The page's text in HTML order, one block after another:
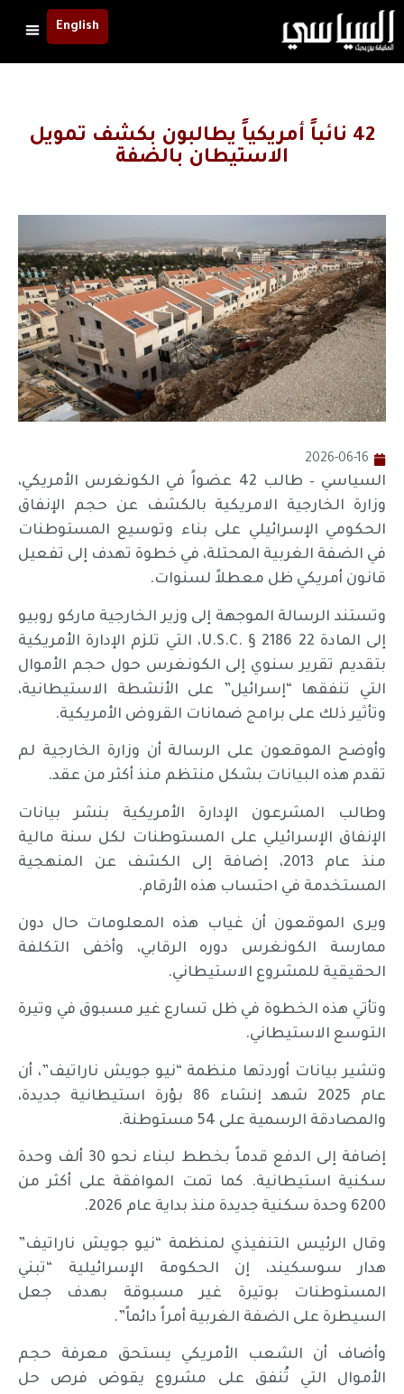
English
42 نائباً أمريكياً يطالبون بكشف تمويل
الاستيطان بالضفة
2026-06-16
السياسي – طالب 42 عضواً في الكونغرس الأمريكي،
وزارة الخارجية الامريكية بالكشف عن حجم الإنفاق
الحكومي الإسرائيلي على بناء وتوسيع المستوطنات
في الضفة الغربية المحتلة، في خطوة تهدف إلى تفعيل
قانون أمريكي ظل معطلاً لسنوات.
وتستند الرسالة الموجهة إلى وزير الخارجية ماركو روبيو
إلى المادة 22 U.S.C. § 2186، التي تلزم الإدارة الأمريكية
بتقديم تقرير سنوي إلى الكونغرس حول حجم الأموال
التي تنفقها “إسرائيل” على الأنشطة الاستيطانية،
وتأثير ذلك على برامج ضمانات القروض الأمريكية.
وأوضح الموقعون على الرسالة أن وزارة الخارجية لم
تقدم هذه البيانات بشكل منتظم منذ أكثر من عقد.
وطالب المشرعون الإدارة الأمريكية بنشر بيانات
الإنفاق الإسرائيلي على المستوطنات لكل سنة مالية
منذ عام 2013، إضافة إلى الكشف عن المنهجية
المستخدمة في احتساب هذه الأرقام.
ويرى الموقعون أن غياب هذه المعلومات حال دون
ممارسة الكونغرس دوره الرقابي، وأخفى التكلفة
الحقيقية للمشروع الاستيطاني.
وتأتي هذه الخطوة في ظل تسارع غير مسبوق في وتيرة
التوسع الاستيطاني.
وتشير بيانات أوردتها منظمة “نيو جويش ناراتيف”، أن
عام 2025 شهد إنشاء 86 بؤرة استيطانية جديدة،
والمصادقة الرسمية على 54 مستوطنة.
إضافة إلى الدفع قدماً بخطط لبناء نحو 30 ألف وحدة
سكنية استيطانية. كما تمت الموافقة على أكثر من
6200 وحدة سكنية جديدة منذ بداية عام 2026.
وقال الرئيس التنفيذي لمنظمة “نيو جويش ناراتيف”
هدار سوسكيند، إن الحكومة الإسرائيلية “تبني
المستوطنات بوتيرة غير مسبوقة بهدف جعل
السيطرة على الضفة الغربية أمراً دائماً”.
وأضاف أن الشعب الأمريكي يستحق معرفة حجم
الأموال التي تُنفق على مشروع يقوض فرص حل